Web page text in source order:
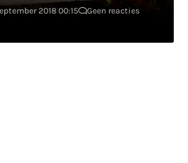
2018 00:15
Geen reacties